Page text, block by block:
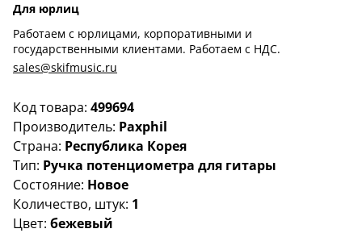
Код товара: 499694
Производитель: Paxphil
Страна: Республика Корея
Тип: Ручка потенциометра для гитары
Состояние: Новое
Количество, штук: 1
Цвет: бежевый
Для юрлиц
Работаем с юрлицами, корпоративными и
государственными клиентами. Работаем с НДС.
sales@skifmusic.ru